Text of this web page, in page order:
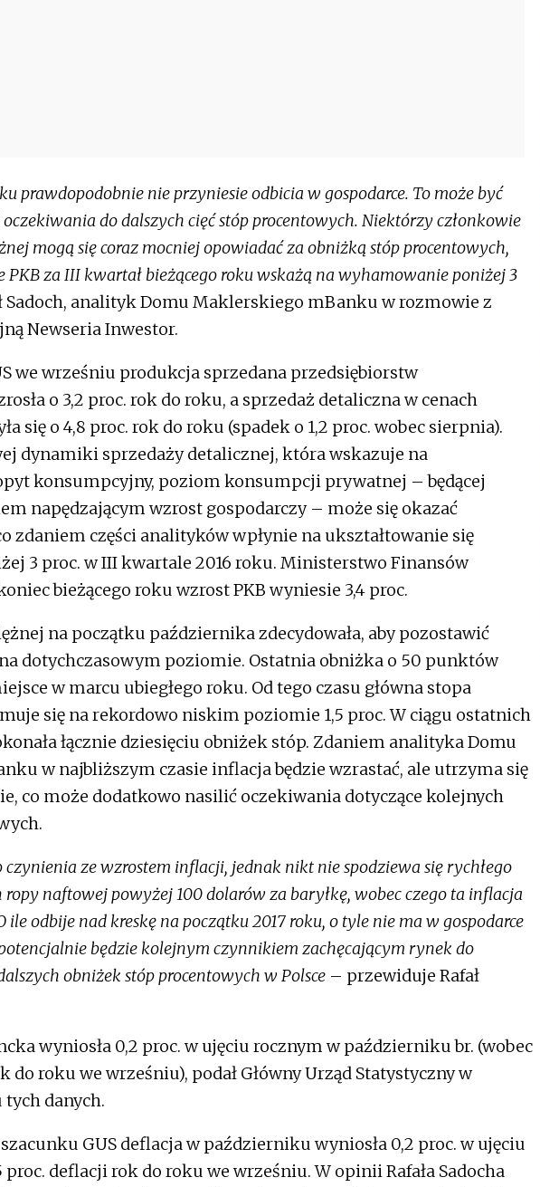
prawdopodobnie nie przyniesie odbicia w gospodarce. To może być
do dalszych cięć stóp procentowych. Niektórzy członkowie
mogą się coraz mocniej opowiadać za obniżką stóp procentowych,
PKB za III kwartał bieżącego roku wskażą na wyhamowanie poniżej 3
Sadoch, analityk Domu Maklerskiego mBanku w rozmowie z
Newseria Inwestor.
we wrześniu produkcja sprzedana przedsiębiorstw
o 3,2 proc. rok do roku, a sprzedaż detaliczna w cenach
się o 4,8 proc. rok do roku (spadek o 1,2 proc. wobec sierpnia).
dynamiki sprzedaży detalicznej, która wskazuje na
konsumpcyjny, poziom konsumpcji prywatnej – będącej
napędzającym wzrost gospodarczy – może się okazać
zdaniem części analityków wpłynie na ukształtowanie się
3 proc. w III kwartale 2016 roku. Ministerstwo Finansów
bieżącego roku wzrost PKB wyniesie 3,4 proc.
na początku października zdecydowała, aby pozostawić
dotychczasowym poziomie. Ostatnia obniżka o 50 punktów
w marcu ubiegłego roku. Od tego czasu główna stopa
się na rekordowo niskim poziomie 1,5 proc. W ciągu ostatnich
łącznie dziesięciu obniżek stóp. Zdaniem analityka Domu
w najbliższym czasie inflacja będzie wzrastać, ale utrzyma się
co może dodatkowo nasilić oczekiwania dotyczące kolejnych
ze wzrostem inflacji, jednak nikt nie spodziewa się rychłego
naftowej powyżej 100 dolarów za baryłkę, wobec czego ta inflacja
ile odbije nad kreskę na początku 2017 roku, o tyle nie ma w gospodarce
będzie kolejnym czynnikiem zachęcającym rynek do
obniżek stóp procentowych w Polsce – przewiduje Rafał
wyniosła 0,2 proc. w ujęciu rocznym w październiku br. (wobec
do roku we wrześniu), podał Główny Urząd Statystyczny w
danych.
GUS deflacja w październiku wyniosła 0,2 proc. w ujęciu
proc. deflacji rok do roku we wrześniu. W opinii Rafała Sadocha